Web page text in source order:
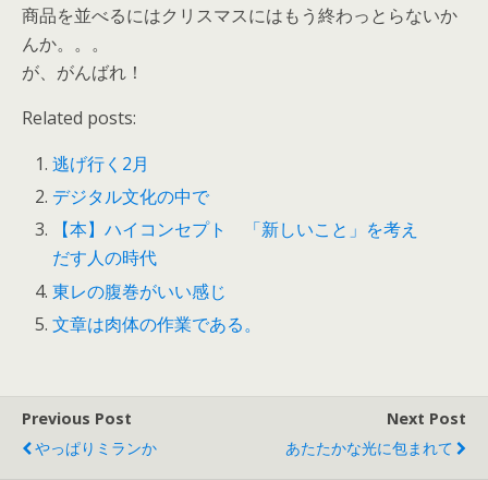
商品を並べるにはクリスマスにはもう終わっとらないか
んか。。。
が、がんばれ！
Related posts:
逃げ行く2月
デジタル文化の中で
【本】ハイコンセプト 「新しいこと」を考え
だす人の時代
東レの腹巻がいい感じ
文章は肉体の作業である。
Previous Post
やっぱりミランか
Next Post
あたたかな光に包まれて